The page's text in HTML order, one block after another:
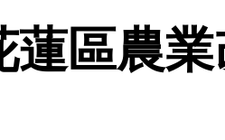
蓮區農